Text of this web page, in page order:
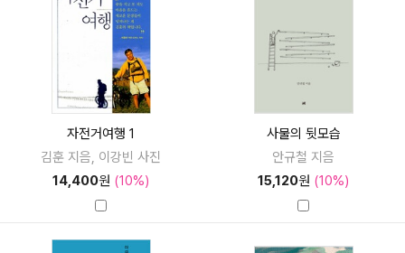
자전거여행 1
김훈 지음, 이강빈 사진
14,400원 (10%)
사물의 뒷모습
안규철 지음
15,120원 (10%)